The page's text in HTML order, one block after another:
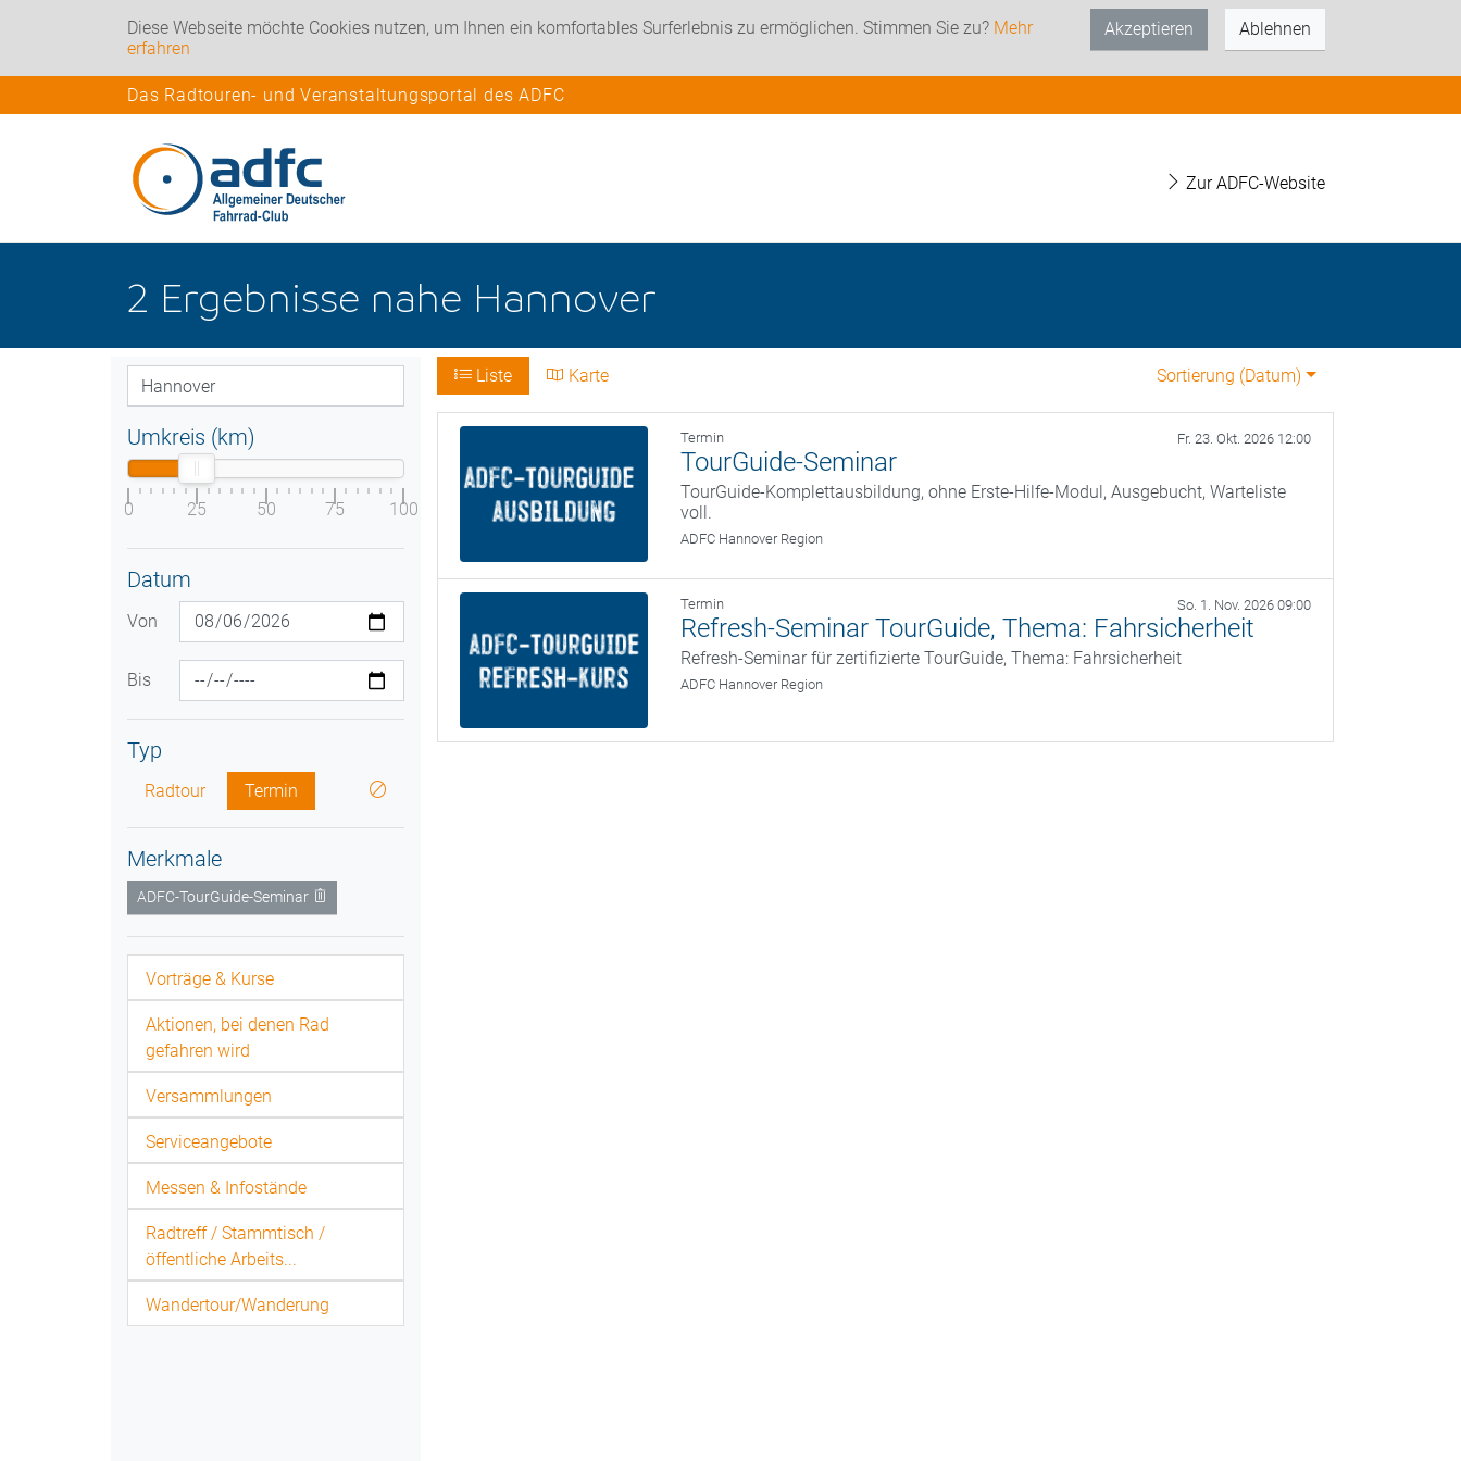
Diese Webseite möchte Cookies nutzen, um Ihnen ein komfortables Surferlebnis zu ermöglichen. Stimmen Sie zu? Mehr
erfahren
Akzeptieren Ablehnen
Das Radtouren- und Veranstaltungsportal des ADFC
Zur ADFC-Website
2 Ergebnisse nahe Hannover
Umkreis (km)
0 25 50 75 100
Datum
Von
Bis
Typ
Radtour Termin
Merkmale
ADFC-TourGuide-Seminar
Vorträge & Kurse
Aktionen, bei denen Rad
gefahren wird
Versammlungen
Serviceangebote
Messen & Infostände
Radtreff / Stammtisch /
öffentliche Arbeits...
Wandertour/Wanderung
Liste Karte Sortierung (Datum)
Termin Fr. 23. Okt. 2026 12:00
TourGuide-Seminar
TourGuide-Komplettausbildung, ohne Erste-Hilfe-Modul, Ausgebucht, Warteliste
voll.
ADFC Hannover Region
Termin So. 1. Nov. 2026 09:00
Refresh-Seminar TourGuide, Thema: Fahrsicherheit
Refresh-Seminar für zertifizierte TourGuide, Thema: Fahrsicherheit
ADFC Hannover Region